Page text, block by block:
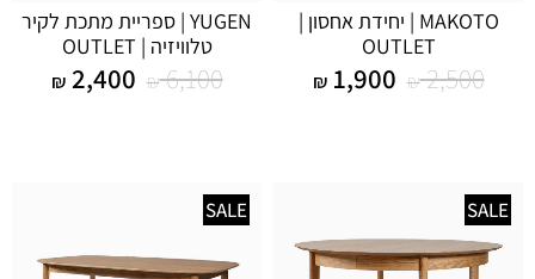
MAKOTO | יחידת אחסון |
OUTLET
₪2,500
₪1,900
YUGEN | ספריית מתכת לקיר
טלוויזיה | OUTLET
₪6,100
₪2,400
SALE
SALE